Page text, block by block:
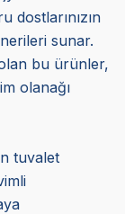
dostlarınızın
sunar.
bu ürünler,
olanağı
tuvalet